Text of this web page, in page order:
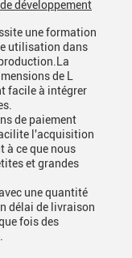
développement
une formation
utilisation dans
de L
facile à intégrer
de paiement
l'acquisition
à ce que nous
et grandes
une quantité
délai de livraison
fois des